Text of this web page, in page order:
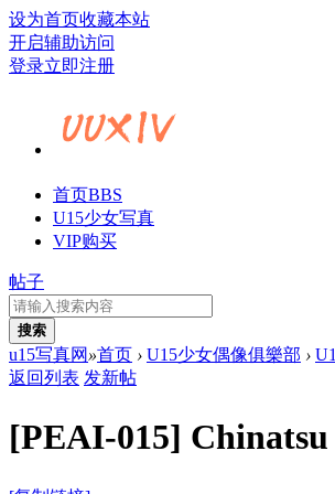
设为首页收藏本站
开启辅助访问
登录立即注册
首页BBS
U15少女写真
VIP购买
帖子
搜索
u15写真网 »首页 › U15少女偶像俱樂部 ›
返回列表 发新帖
[PEAI-015]